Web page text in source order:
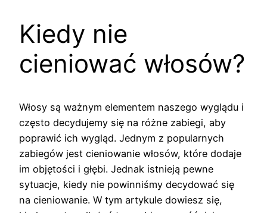
Kiedy nie
cieniować włosów?
Włosy są ważnym elementem naszego wyglądu i
często decydujemy się na różne zabiegi, aby
poprawić ich wygląd. Jednym z popularnych
zabiegów jest cieniowanie włosów, które dodaje
im objętości i głębi. Jednak istnieją pewne
sytuacje, kiedy nie powinniśmy decydować się
na cieniowanie. W tym artykule dowiesz się,